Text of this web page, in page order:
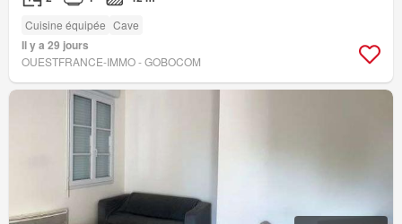
Cuisine équipée Cave
Il y a 29 jours
OUESTFRANCE-IMMO - GOBOCOM